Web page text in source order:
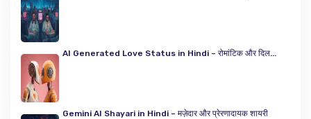
AI Generated Love Status in Hindi – रोमांटिक और दिल...
Gemini AI Shayari in Hindi – मज़ेदार और प्रेरणादायक शायरी